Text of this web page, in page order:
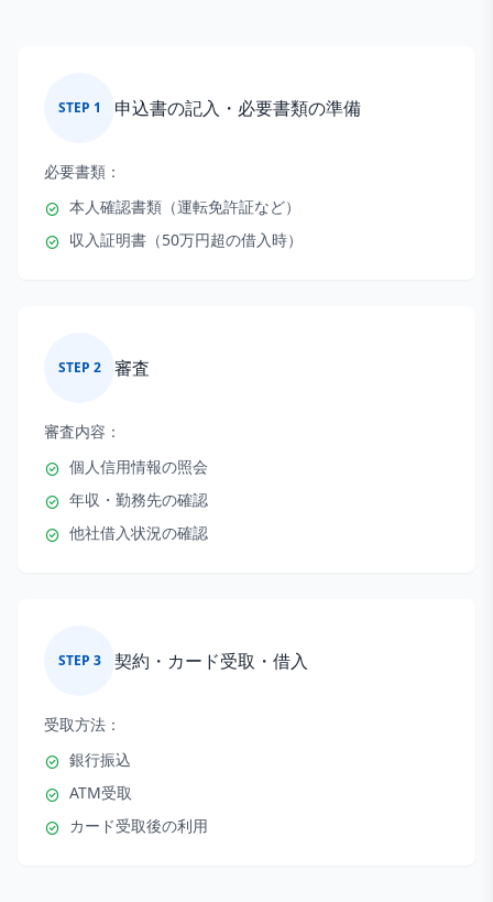
STEP 1 申込書の記入・必要書類の準備
必要書類：
本人確認書類（運転免許証など）
収入証明書（50万円超の借入時）
STEP 2 審査
審査内容：
個人信用情報の照会
年収・勤務先の確認
他社借入状況の確認
STEP 3 契約・カード受取・借入
受取方法：
銀行振込
ATM受取
カード受取後の利用